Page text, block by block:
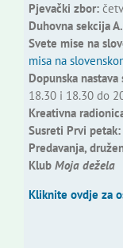
Pjevački zbor:
Duhovna sekcija
Svete mise na
misa na
Dopunska
18.30 i 18.30 do
Kreativna
Susreti Prvi petak:
Predavanja,
Klub Moja dežela
Kliknite ovdje za